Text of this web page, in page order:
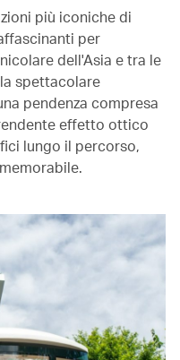
più iconiche di
per
dell'Asia e tra le
spettacolare
pendenza compresa
effetto ottico
lungo il percorso,